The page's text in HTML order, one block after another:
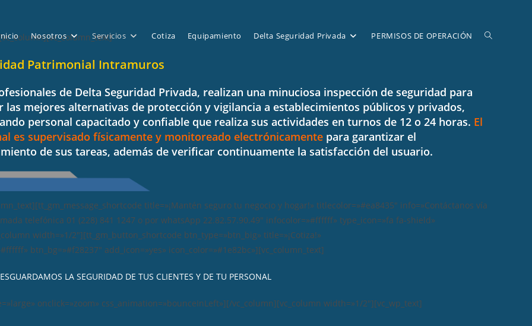
Nosotros Servicios Cotiza Equipamiento Delta Seguridad Privada PERMISOS DE OPERACIÓN Alternar
Patrimonial Intramuros
de Delta Seguridad Privada, realizan una minuciosa inspección de seguridad para
las mejores alternativas de protección y vigilancia a establecimientos públicos y privados,
personal capacitado y confiable que realiza sus actividades en turnos de 12 o 24 horas. El
es supervisado físicamente y monitoreado electrónicamente para garantizar el
de sus tareas, además de verificar continuamente la satisfacción del usuario.
title=»¡Mantén seguro tu negocio y hogar!» titlecolor=»#ea8435″ info=»Contáctanos vía
telefónica 01 (228) 841 1247 o por whatsApp 22.82.57.90.49″ infocolor=»#ffffff» type_icon=»fa fa-shield»
width=»1/2″][tt_gm_button_shortcode btn_type=»btn_big» title=»¡Cotiza!»
btn_bg=»#f28237″ add_icon=»yes» icon_color=»#1e82bc»][vc_column_text]
LA SEGURIDAD DE TUS CLIENTES Y DE TU PERSONAL
onclick=»zoom» css_animation=»bounceInLeft»][/vc_column][vc_column width=»1/2″][vc_wp_text]